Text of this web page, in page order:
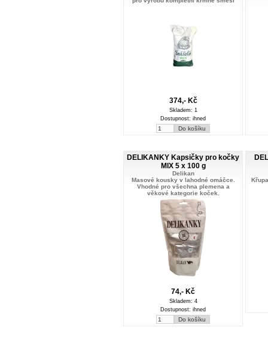
374,- Kč
Skladem: 1
Dostupnost: ihned
DELIKANKY Kapsičky pro kočky
MIX 5 x 100 g
Delikan
Masové kousky v lahodné omáčce.
Vhodné pro všechna plemena a
věkové kategorie koček.
74,- Kč
Skladem: 4
Dostupnost: ihned